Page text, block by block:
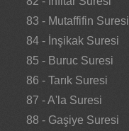
83 - Mutaffifin Suresi
84 - İnşikak Suresi
85 - Buruc Suresi
86 - Tarık Suresi
87 - A'la Suresi
88 - Gaşiye Suresi